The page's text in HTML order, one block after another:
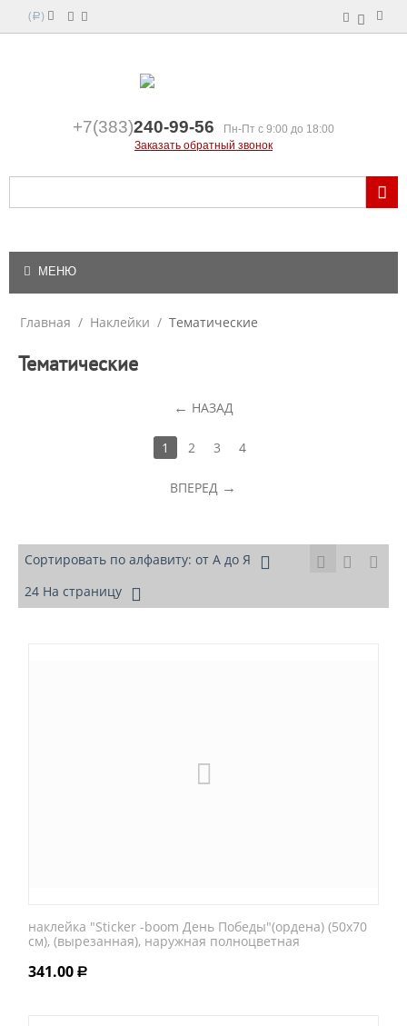
( Р)
+7(383)240-99-56
Пн-Пт с 9:00 до 18:00
Заказать обратный звонок
МЕНЮ
Главная / Наклейки / Тематические
Тематические
НАЗАД
1 2 3 4
ВПЕРЕД
Сортировать по алфавиту: от А до Я
24 На страницу
наклейка "Sticker -boom День Победы"(ордена) (50х70
см), (вырезанная), наружная полноцветная
341.00 Р